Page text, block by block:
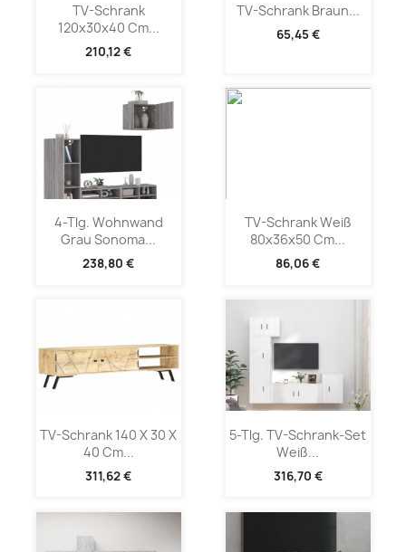
TV-Schrank
120x30x40 Cm...
210,12 €
TV-Schrank Braun...
65,45 €
4-Tlg. Wohnwand
Grau Sonoma...
238,80 €
TV-Schrank Weiß
80x36x50 Cm...
86,06 €
TV-Schrank 140 X 30 X
40 Cm...
311,62 €
5-Tlg. TV-Schrank-Set
Weiß...
316,70 €